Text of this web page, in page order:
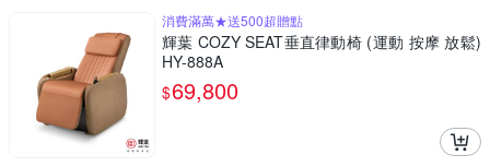
消費滿萬★送500超贈點
輝葉 COZY SEAT垂直律動椅 (運動 按摩 放鬆)
HY-888A
$69,800